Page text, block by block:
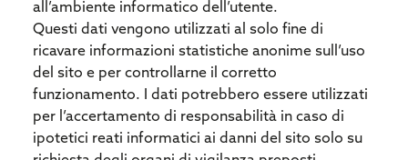
all’ambiente informatico dell’utente.
Questi dati vengono utilizzati al solo fine di
ricavare informazioni statistiche anonime sull’uso
del sito e per controllarne il corretto
funzionamento. I dati potrebbero essere utilizzati
per l’accertamento di responsabilità in caso di
ipotetici reati informatici ai danni del sito solo su